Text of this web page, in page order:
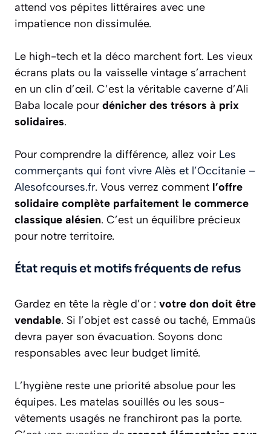
attend vos pépites littéraires avec une
impatience non dissimulée.
Le high-tech et la déco marchent fort. Les vieux
écrans plats ou la vaisselle vintage s’arrachent
en un clin d’œil. C’est la véritable caverne d’Ali
Baba locale pour dénicher des trésors à prix
solidaires.
Pour comprendre la différence, allez voir Les
commerçants qui font vivre Alès et l’Occitanie –
Alesofcourses.fr. Vous verrez comment l’offre
solidaire complète parfaitement le commerce
classique alésien. C’est un équilibre précieux
pour notre territoire.
État requis et motifs fréquents de refus
Gardez en tête la règle d’or : votre don doit être
vendable. Si l’objet est cassé ou taché, Emmaüs
devra payer son évacuation. Soyons donc
responsables avec leur budget limité.
L’hygiène reste une priorité absolue pour les
équipes. Les matelas souillés ou les sous-
vêtements usagés ne franchiront pas la porte.